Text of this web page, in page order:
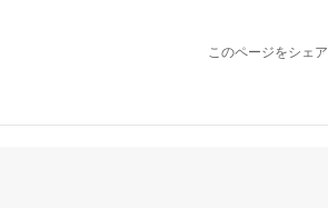
このページをシェア